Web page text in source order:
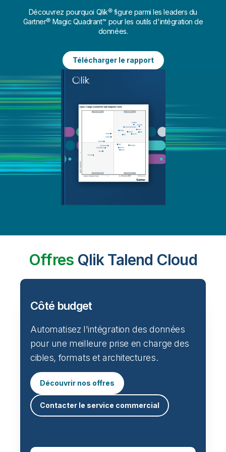
Découvrez pourquoi Qlik® figure parmi les leaders du
Gartner® Magic Quadrant™ pour les outils d'intégration de
données.
Télécharger le rapport
OffresQlik Talend Cloud
Côté budget
Automatisez l'intégration des données
pour une meilleure prise en charge des
cibles, formats et architectures.
Découvrir nos offres
Contacter le service commercial